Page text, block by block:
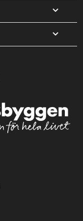
expand_more
expand_more